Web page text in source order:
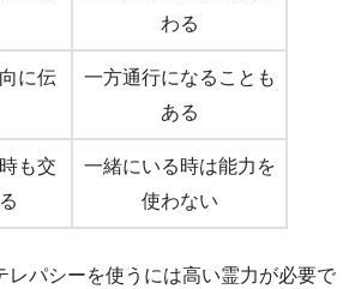
わる
に伝
一方通行になることも
ある
も交
一緒にいる時は能力を
使わない
レパシーを使うには高い霊力が必要で